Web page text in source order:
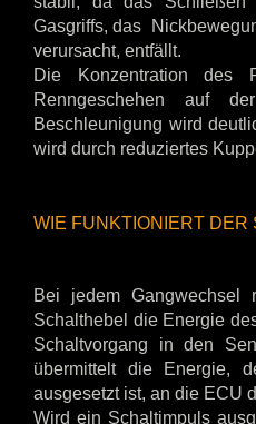
Gasgriffs, das
verursacht, entfällt.
Die Konzentration des
Renngeschehen auf
Beschleunigung wird
wird durch reduziertes
WIE FUNKTIONIERT DER
Bei jedem Gangwechsel
Schalthebel die Energie
Schaltvorgang in den
übermittelt die Energie,
ausgesetzt ist, an die ECU
Wird ein Schaltimpuls